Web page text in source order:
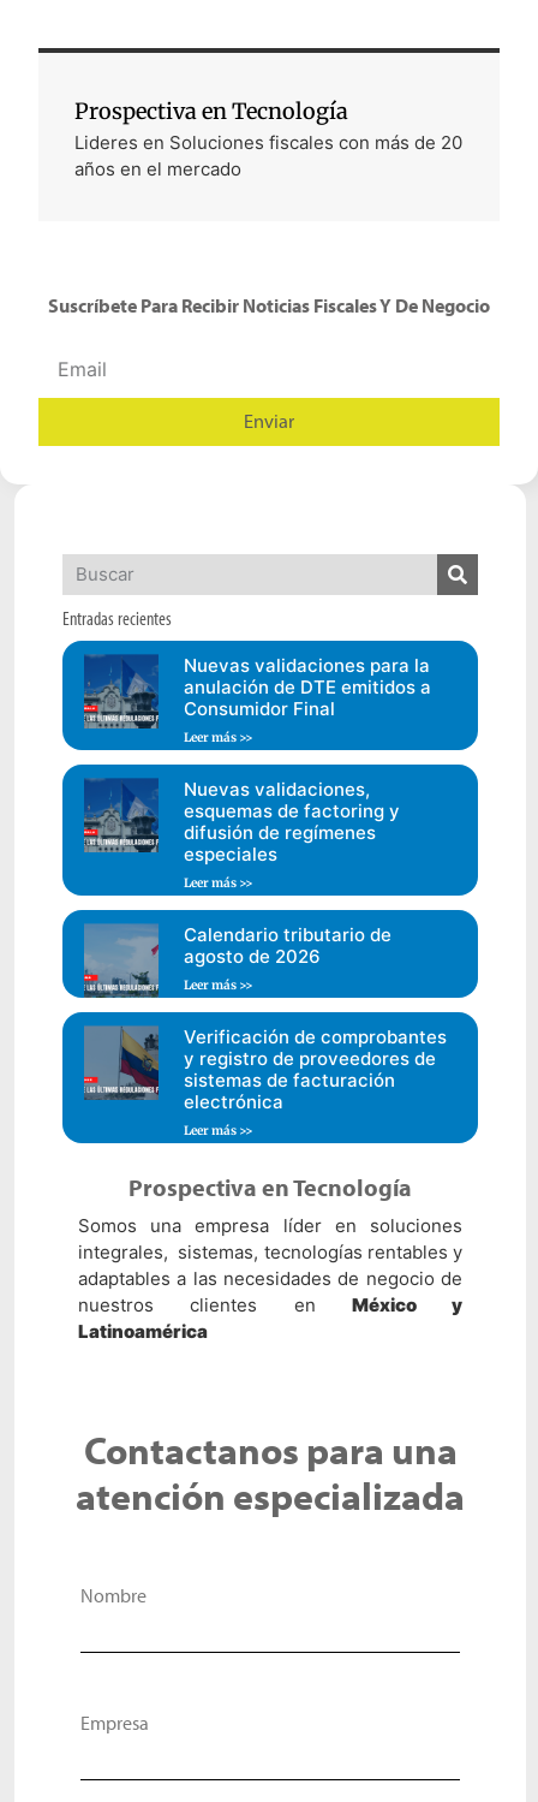
Prospectiva en Tecnología
Lideres en Soluciones fiscales con más de 20
años en el mercado
Suscríbete Para Recibir Noticias Fiscales Y De Negocio
Enviar
Entradas recientes
Nuevas validaciones para la
anulación de DTE emitidos a
Consumidor Final
Leer más >>
Nuevas validaciones,
esquemas de factoring y
difusión de regímenes
especiales
Leer más >>
Calendario tributario de
agosto de 2026
Leer más >>
Verificación de comprobantes
y registro de proveedores de
sistemas de facturación
electrónica
Leer más >>
Prospectiva en Tecnología
Somos una empresa líder en soluciones
integrales, sistemas, tecnologías rentables y
adaptables a las necesidades de negocio de
nuestros clientes en México y
Latinoamérica
Contactanos para una
atención especializada
Nombre
Empresa